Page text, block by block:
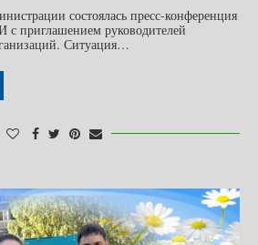
состоялась пресс-конференция
с приглашением руководителей
Ситуация…